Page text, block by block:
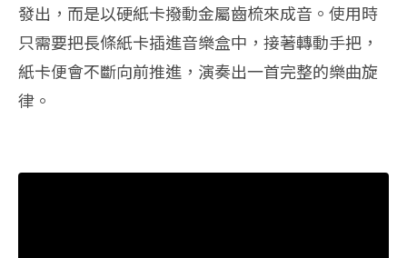
發出，而是以硬紙卡撥動金屬齒梳來成音。使用時
只需要把長條紙卡插進音樂盒中，接著轉動手把，
紙卡便會不斷向前推進，演奏出一首完整的樂曲旋
律。